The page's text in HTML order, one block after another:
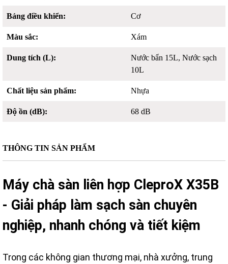
THÔNG TIN SẢN PHẨM
Máy chà sàn liên hợp CleproX X35B
- Giải pháp làm sạch sàn chuyên
nghiệp, nhanh chóng và tiết kiệm
Trong các không gian thương mại, nhà xưởng, trung
Bảng điều khiển: Cơ
Màu sắc: Xám
Dung tích (L):
Nước bẩn 15L, Nước sạch
10L
Chất liệu sản phẩm: Nhựa
Độ ồn (dB): 68 dB